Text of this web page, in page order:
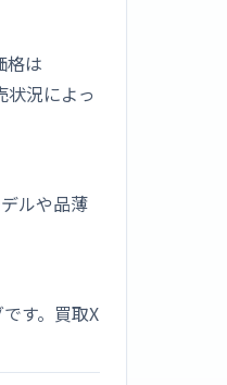
格は
況によっ
ルや品薄
す。買取X